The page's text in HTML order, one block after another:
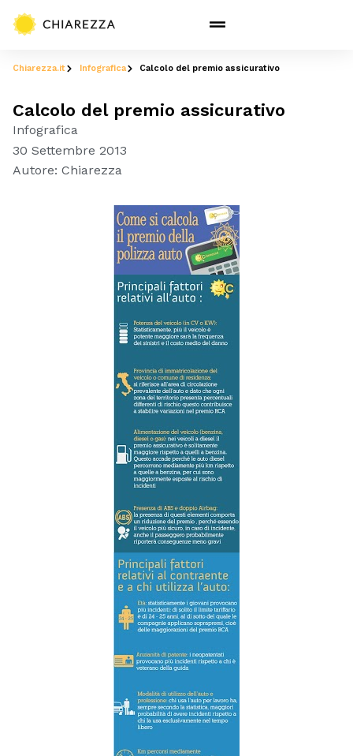
Chiarezza.it Infografica Calcolo del premio assicurativo
Calcolo del premio assicurativo
Infografica
30 Settembre 2013
Autore: Chiarezza